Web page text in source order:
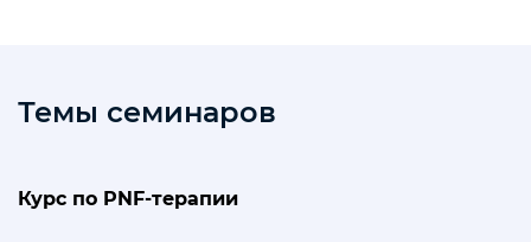
Темы семинаров
Курс по PNF-терапии